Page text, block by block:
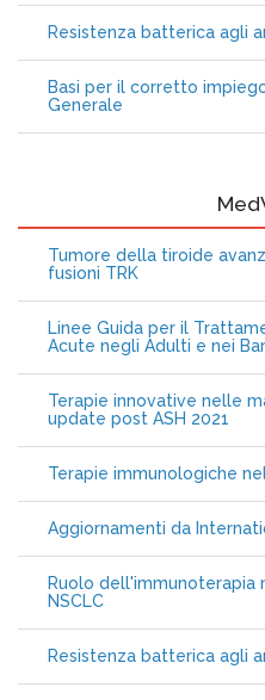
Resistenza batterica agli
Basi per il corretto
Generale
Tumore della tiroide
fusioni TRK
Linee Guida per il
Acute negli Adulti e nei
Terapie innovative nelle
update post ASH 2021
Terapie immunologiche
Aggiornamenti da
Ruolo dell'immunoterapia
NSCLC
Resistenza batterica agli